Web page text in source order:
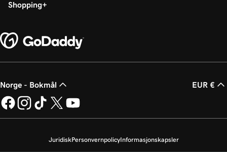
Shopping
Norge - Bokmål EUR €
JuridiskPersonvernpolicyInformasjonskapsler